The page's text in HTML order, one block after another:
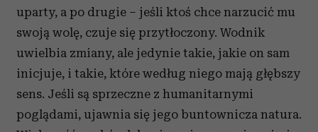
uparty, a po drugie – jeśli ktoś chce narzucić mu
swoją wolę, czuje się przytłoczony. Wodnik
uwielbia zmiany, ale jedynie takie, jakie on sam
inicjuje, i takie, które według niego mają głębszy
sens. Jeśli są sprzeczne z humanitarnymi
poglądami, ujawnia się jego buntownicza natura.